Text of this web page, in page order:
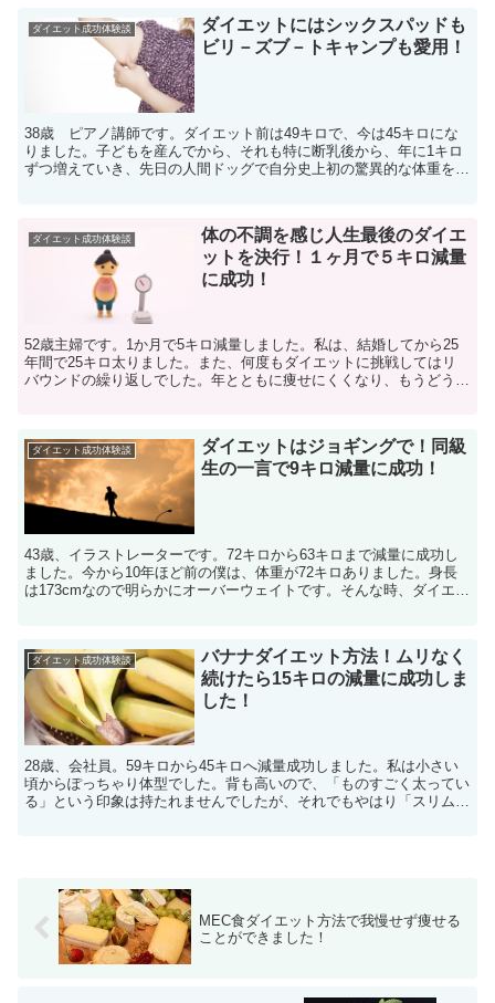
ダイエット成功体験談
ダイエットにはシックスパッドも
ビリ－ズブ－トキャンプも愛用！
38歳 ピアノ講師です。ダイエット前は49キロで、今は45キロにな
りました。子どもを産んでから、それも特に断乳後から、年に1キロ
ずつ増えていき、先日の人間ドッグで自分史上初の驚異的な体重を記
ダイエット成功体験談
体の不調を感じ人生最後のダイエ
ットを決行！１ヶ月で５キロ減量
に成功！
52歳主婦です。1か月で5キロ減量しました。私は、結婚してから25
年間で25キロ太りました。また、何度もダイエットに挑戦してはリ
バウンドの繰り返しでした。年とともに痩せにくくなり、もうどうで
ダイエット成功体験談
ダイエットはジョギングで！同級
生の一言で9キロ減量に成功！
43歳、イラストレーターです。72キロから63キロまで減量に成功し
ました。今から10年ほど前の僕は、体重が72キロありました。身長
は173cmなので明らかにオーバーウェイトです。そんな時、ダイエッ
ダイエット成功体験談
バナナダイエット方法！ムリなく
続けたら15キロの減量に成功しま
した！
28歳、会社員。59キロから45キロへ減量成功しました。私は小さい
頃からぽっちゃり体型でした。背も高いので、「ものすごく太ってい
る」という印象は持たれませんでしたが、それでもやはり「スリム」
MEC食ダイエット方法で我慢せず痩せる
ことができました！